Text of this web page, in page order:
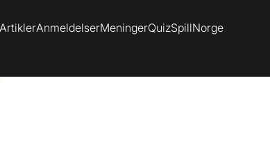
ArtiklerAnmeldelserMeningerQuizSpillNorge